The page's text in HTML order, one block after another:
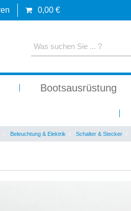
0,00 €
Bootsausrüstung
Beleuchtung & Elektrik Schalter & Stecker